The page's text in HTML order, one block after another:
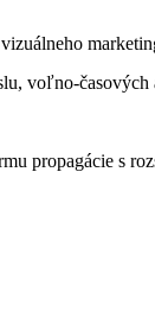
voľno-
propagácie s